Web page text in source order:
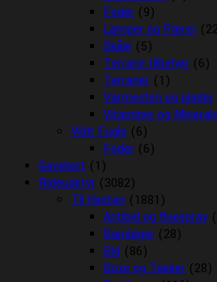
Foder (9)
Lamper og Pærer
Skåle (5)
Terrarie tilbehør (6)
Terrarier (1)
Varmesten og plader
Vitaminer og
Vildt Fugle (6)
Foder (6)
Gavekort (1)
Rideudstyr (3082)
Til Hesten (1881)
Antibid og fluespray
Bandager (28)
Bid (86)
Boxe og Tasker (28)